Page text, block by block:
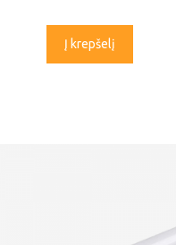
Į krepšelį